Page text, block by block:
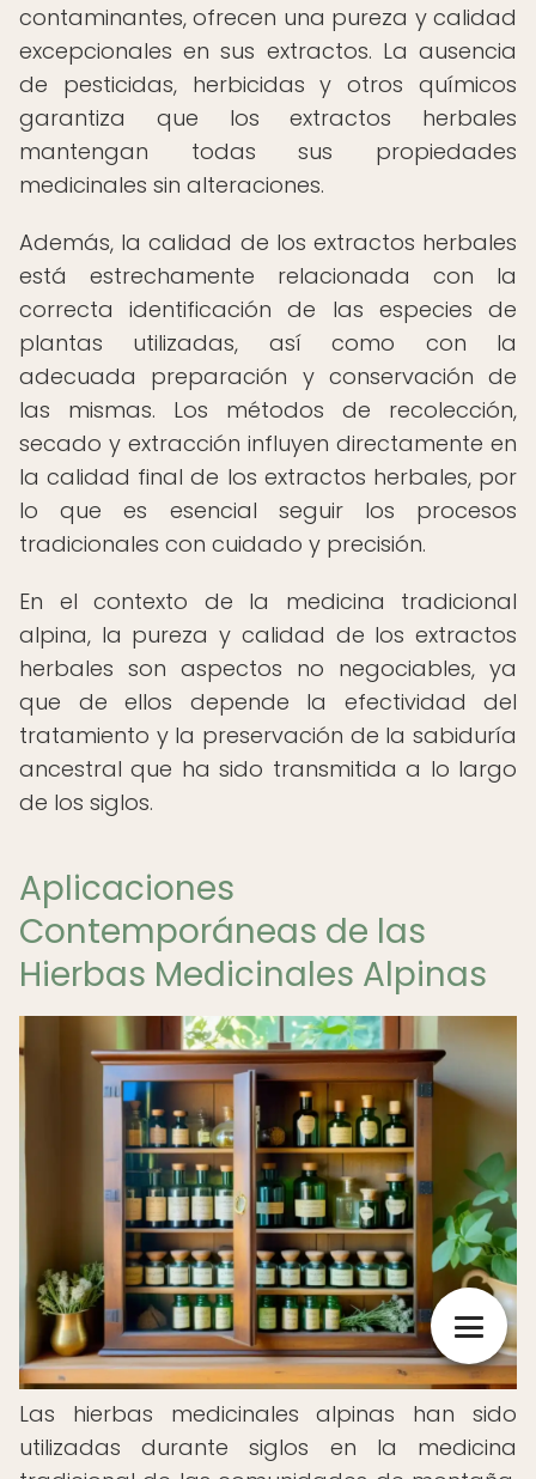
contaminantes, ofrecen una pureza y calidad
excepcionales en sus extractos. La ausencia
de pesticidas, herbicidas y otros químicos
garantiza que los extractos herbales
mantengan todas sus propiedades
medicinales sin alteraciones.
Además, la calidad de los extractos herbales
está estrechamente relacionada con la
correcta identificación de las especies de
plantas utilizadas, así como con la
adecuada preparación y conservación de
las mismas. Los métodos de recolección,
secado y extracción influyen directamente en
la calidad final de los extractos herbales, por
lo que es esencial seguir los procesos
tradicionales con cuidado y precisión.
En el contexto de la medicina tradicional
alpina, la pureza y calidad de los extractos
herbales son aspectos no negociables, ya
que de ellos depende la efectividad del
tratamiento y la preservación de la sabiduría
ancestral que ha sido transmitida a lo largo
de los siglos.
Aplicaciones
Contemporáneas de las
Hierbas Medicinales Alpinas
Las hierbas medicinales alpinas han sido
utilizadas durante siglos en la medicina